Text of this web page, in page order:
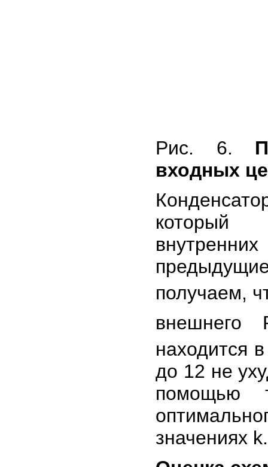
Рис. 6.
входных
который
получаем,
внешнего
находится
до 12 не
помощью
значениях k.